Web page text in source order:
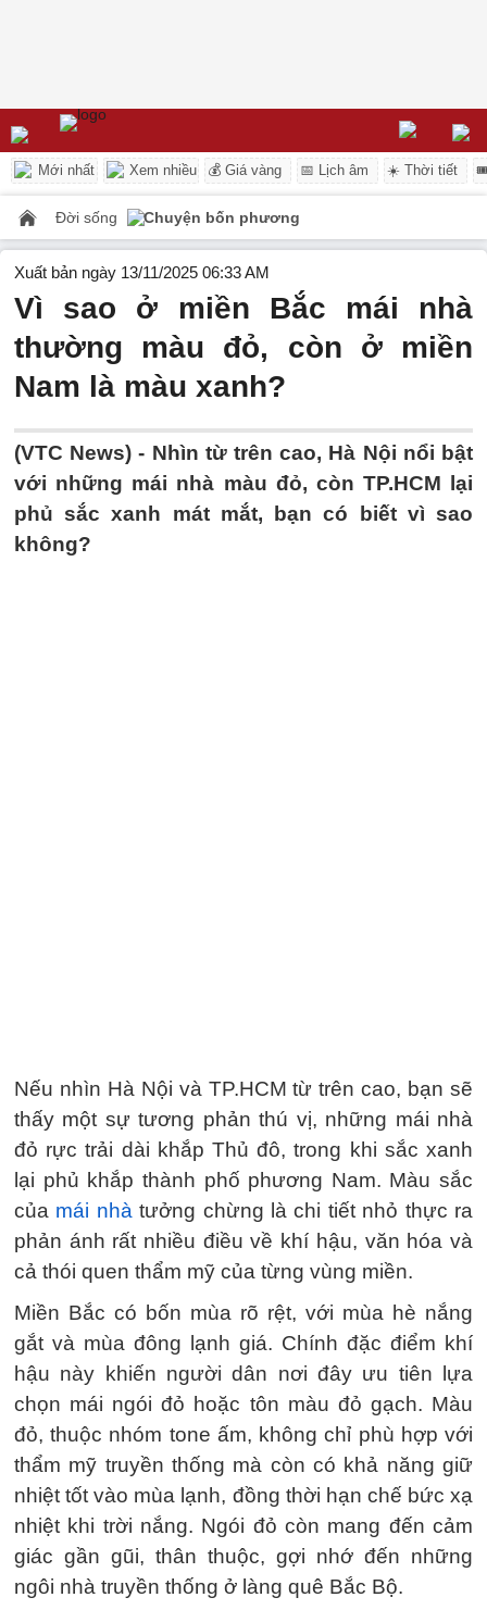
Mới nhất Xem nhiều 💰 Giá vàng 📅 Lịch âm ☀️ Thời tiết
Đời sống Chuyện bốn phương
Xuất bản ngày 13/11/2025 06:33 AM
Vì sao ở miền Bắc mái nhà
thường màu đỏ, còn ở miền
Nam là màu xanh?
(VTC News) - Nhìn từ trên cao, Hà Nội nổi bật
với những mái nhà màu đỏ, còn TP.HCM lại
phủ sắc xanh mát mắt, bạn có biết vì sao
không?
Nếu nhìn Hà Nội và TP.HCM từ trên cao, bạn sẽ
thấy một sự tương phản thú vị, những mái nhà
đỏ rực trải dài khắp Thủ đô, trong khi sắc xanh
lại phủ khắp thành phố phương Nam. Màu sắc
của mái nhà tưởng chừng là chi tiết nhỏ thực ra
phản ánh rất nhiều điều về khí hậu, văn hóa và
cả thói quen thẩm mỹ của từng vùng miền.
Miền Bắc có bốn mùa rõ rệt, với mùa hè nắng
gắt và mùa đông lạnh giá. Chính đặc điểm khí
hậu này khiến người dân nơi đây ưu tiên lựa
chọn mái ngói đỏ hoặc tôn màu đỏ gạch. Màu
đỏ, thuộc nhóm tone ấm, không chỉ phù hợp với
thẩm mỹ truyền thống mà còn có khả năng giữ
nhiệt tốt vào mùa lạnh, đồng thời hạn chế bức xạ
nhiệt khi trời nắng. Ngói đỏ còn mang đến cảm
giác gần gũi, thân thuộc, gợi nhớ đến những
ngôi nhà truyền thống ở làng quê Bắc Bộ.